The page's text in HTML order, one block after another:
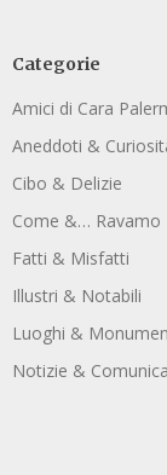
Categorie
Amici di Cara
Aneddoti &
Cibo & Delizie
Come &… Ravamo
Fatti & Misfatti
Illustri & Notabili
Luoghi &
Notizie &